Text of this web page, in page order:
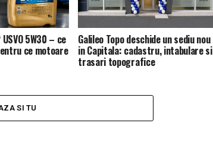
5W30 – ce
ce motoare
Galileo Topo deschide un sediu nou
in Capitala: cadastru, intabulare si
trasari topografice
SI TU